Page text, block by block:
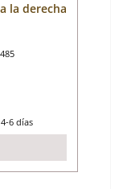
la derecha
6 días